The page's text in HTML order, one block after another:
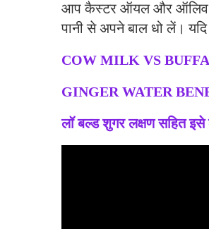
आप कैस्टर ऑयल और ऑलिव
पानी से अपने बाल धो लें।
COW MILK VS
GINGER WATER
लॉ बल्ड शुगर लक्षण सहित